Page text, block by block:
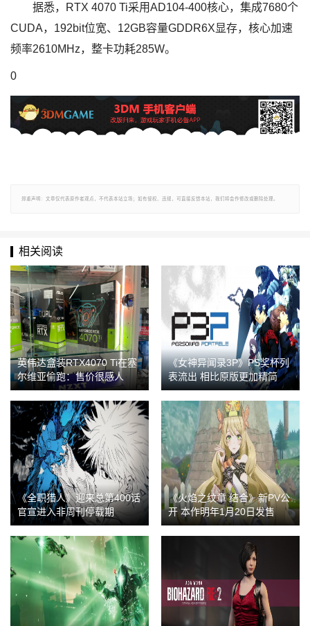
据悉，RTX 4070 Ti采用AD104-400核心，集成7680个
CUDA，192bit位宽、12GB容量GDDR6X显存，核心加速
频率2610MHz，整卡功耗285W。
0
郑重声明：文章仅代表原作者观点，不代表本站立场；如有侵权、违规，可直接反馈本站，我们将会作修改或删除处理。
相关阅读
英伟达盒装RTX4070 Ti在塞
尔维亚偷跑：售价很感人
《女神异闻录3P》PS奖杯列
表流出 相比原版更加精简
《全职猎人》迎来总第400话
官宣进入非周刊停载期
《火焰之纹章 结合》新PV公
开 本作明年1月20日发售